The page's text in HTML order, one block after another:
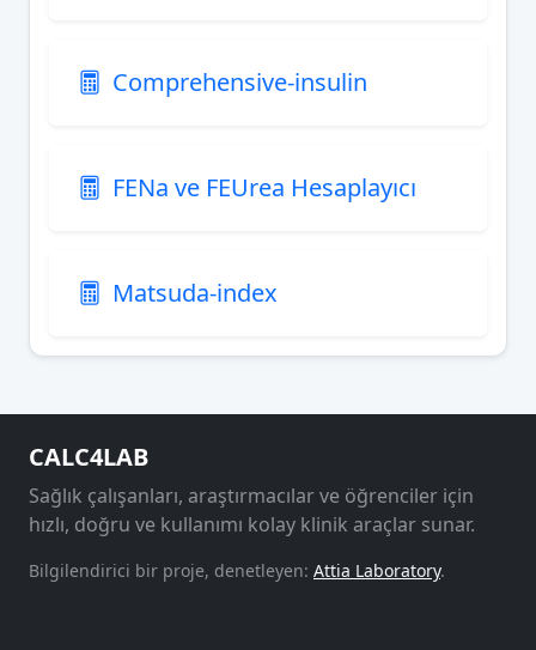
Comprehensive-insulin
FENa ve FEUrea Hesaplayıcı
Matsuda-index
CALC4LAB
Sağlık çalışanları, araştırmacılar ve öğrenciler için
hızlı, doğru ve kullanımı kolay klinik araçlar sunar.
Bilgilendirici bir proje, denetleyen: Attia Laboratory.